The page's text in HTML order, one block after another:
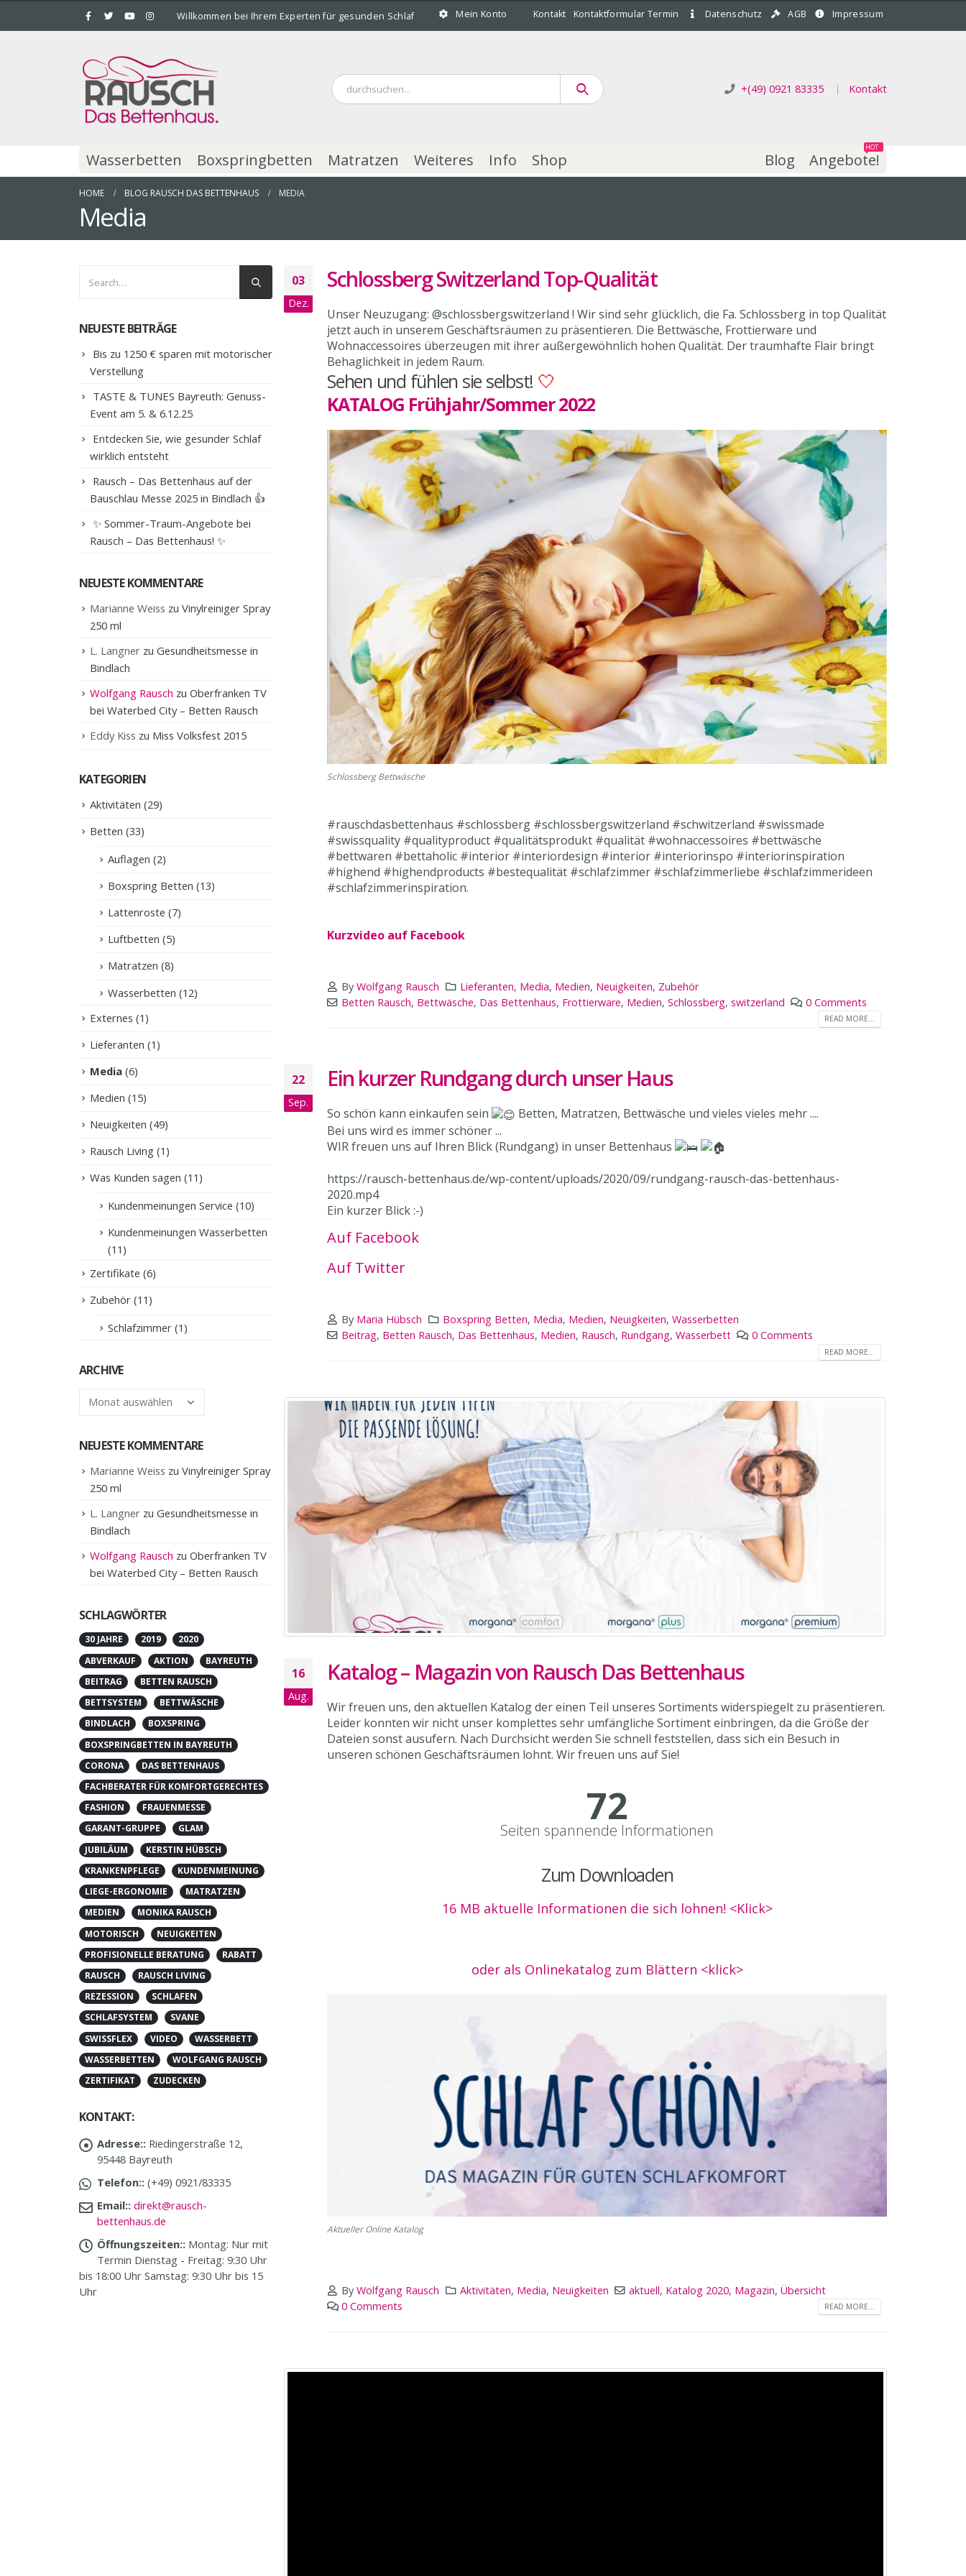
Willkommen bei Ihrem Experten für gesunden Schlaf Mein Konto Kontakt Kontaktformular Termin Datenschutz AGB Impressum
+(49) 0921 83335 | Kontakt
Wasserbetten Boxspringbetten Matratzen Weiteres Info Shop Blog Angebote!
HOT
HOME BLOG RAUSCH DAS BETTENHAUS MEDIA
Media
03
Dez.
Schlossberg Switzerland Top-Qualität
Unser Neuzugang: @schlossbergswitzerland ! Wir sind sehr glücklich, die Fa. Schlossberg in top Qualität
jetzt auch in unserem Geschäftsräumen zu präsentieren. Die Bettwäsche, Frottierware und
Wohnaccessoires überzeugen mit ihrer außergewöhnlich hohen Qualität. Der traumhafte Flair bringt
Behaglichkeit in jedem Raum.
Sehen und fühlen sie selbst! 🤍
KATALOG Frühjahr/Sommer 2022
Schlossberg Bettwäsche
#rauschdasbettenhaus #schlossberg #schlossbergswitzerland #schwitzerland #swissmade
#swissquality #qualityproduct #qualitätsprodukt #qualität #wohnaccessoires #bettwäsche
#bettwaren #bettaholic #interior #interiordesign #interior #interiorinspo #interiorinspiration
#highend #highendproducts #bestequalität #schlafzimmer #schlafzimmerliebe #schlafzimmerideen
#schlafzimmerinspiration.
Kurzvideo auf Facebook
ByWolfgang Rausch Lieferanten, Media, Medien, Neuigkeiten, Zubehör
Betten Rausch, Bettwäsche, Das Bettenhaus, Frottierware, Medien,Schlossberg,switzerland 0 Comments
READ MORE...
22
Sep.
Ein kurzer Rundgang durch unser Haus
So schön kann einkaufen sein
Betten, Matratzen, Bettwäsche und vieles vieles mehr ....
Bei uns wird es immer schöner ...
WIR freuen uns auf Ihren Blick (Rundgang) in unser Bettenhaus
https://rausch-bettenhaus.de/wp-content/uploads/2020/09/rundgang-rausch-das-bettenhaus-
2020.mp4
Ein kurzer Blick :-)
Auf Facebook
Auf Twitter
By Maria Hübsch Boxspring Betten, Media, Medien, Neuigkeiten, Wasserbetten
Beitrag, Betten Rausch, Das Bettenhaus, Medien, Rausch, Rundgang,Wasserbett 0 Comments
READ MORE...
16
Aug.
Katalog – Magazin von Rausch Das Bettenhaus
Wir freuen uns, den aktuellen Katalog der einen Teil unseres Sortiments widerspiegelt zu präsentieren.
Leider konnten wir nicht unser komplettes sehr umfängliche Sortiment einbringen, da die Größe der
Dateien sonst ausufern. Nach Durchsicht werden Sie schnell feststellen, dass sich ein Besuch in
unseren schönen Geschäftsräumen lohnt. Wir freuen uns auf Sie!
108
Seiten spannende Informationen
Zum Downloaden
16 MB aktuelle Informationen die sich lohnen! <Klick>
oder als Onlinekatalog zum Blättern <klick>
Aktueller Online Katalog
ByWolfgang Rausch Aktivitäten, Media, Neuigkeiten aktuell, Katalog 2020, Magazin,Übersicht
0 Comments
READ MORE...
NEUESTE BEITRÄGE
Bis zu 1250 € sparen mit motorischer
Verstellung
TASTE & TUNES Bayreuth: Genuss-
Event am 5. & 6.12.25
Entdecken Sie, wie gesunder Schlaf
wirklich entsteht
Rausch – Das Bettenhaus auf der
Bauschlau Messe 2025 in Bindlach 👍
✨ Sommer-Traum-Angebote bei
Rausch – Das Bettenhaus! ✨
NEUESTE KOMMENTARE
Marianne Weiss zu Vinylreiniger Spray
250 ml
L. Langner zu Gesundheitsmesse in
Bindlach
Wolfgang Rausch zu Oberfranken TV
bei Waterbed City – Betten Rausch
Eddy Kiss zu Miss Volksfest 2015
KATEGORIEN
Aktivitäten (29)
Betten (33)
Auflagen (2)
Boxspring Betten (13)
Lattenroste (7)
Luftbetten (5)
Matratzen (8)
Wasserbetten (12)
Externes (1)
Lieferanten (1)
Media (6)
Medien (15)
Neuigkeiten (49)
Rausch Living (1)
Was Kunden sagen (11)
Kundenmeinungen Service (10)
Kundenmeinungen Wasserbetten
(11)
Zertifikate (6)
Zubehör (11)
Schlafzimmer (1)
ARCHIVE
Archive
NEUESTE KOMMENTARE
Marianne Weiss zu Vinylreiniger Spray
250 ml
L. Langner zu Gesundheitsmesse in
Bindlach
Wolfgang Rausch zu Oberfranken TV
bei Waterbed City – Betten Rausch
SCHLAGWÖRTER
30 JAHRE 2019
2020
ABVERKAUF
AKTION
BAYREUTH
BEITRAG
BETTEN RAUSCH
BETTSYSTEM
BETTWÄSCHE
BINDLACH
BOXSPRING
BOXSPRINGBETTEN IN BAYREUTH
CORONA
DAS BETTENHAUS
FACHBERATER FÜR KOMFORTGERECHTES
FASHION
FRAUENMESSE
GARANT-GRUPPE
GLAM
JUBILÄUM
KERSTIN HÜBSCH
KRANKENPFLEGE
KUNDENMEINUNG
LIEGE-ERGONOMIE
MATRATZEN
MEDIEN
MONIKA RAUSCH
MOTORISCH
NEUIGKEITEN
PROFISIONELLE BERATUNG
RABATT
RAUSCH
RAUSCH LIVING
REZESSION
SCHLAFEN
SCHLAFSYSTEM
SVANE
SWISSFLEX
VIDEO
WASSERBETT
WASSERBETTEN
WOLFGANG RAUSCH
ZERTIFIKAT
ZUDECKEN
KONTAKT:
Adresse:: Riedingerstraße 12,
95448 Bayreuth
Telefon:: (+49) 0921/83335
Email:: direkt@rausch-
bettenhaus.de
Öffnungszeiten:: Montag: Nur mit
Termin Dienstag - Freitag: 9:30 Uhr
bis 18:00 Uhr Samstag: 9:30 Uhr bis 15
Uhr